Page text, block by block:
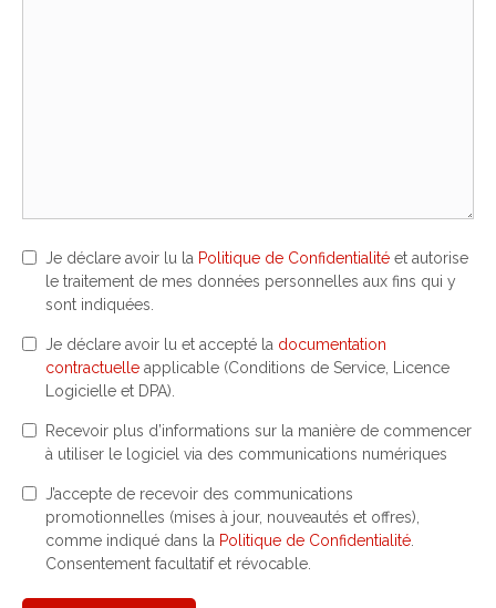
Je déclare avoir lu la Politique de Confidentialité et autorise
le traitement de mes données personnelles aux fins qui y
sont indiquées.
Je déclare avoir lu et accepté la documentation
contractuelle applicable (Conditions de Service, Licence
Logicielle et DPA).
Recevoir plus d’informations sur la manière de commencer
à utiliser le logiciel via des communications numériques
J’accepte de recevoir des communications
promotionnelles (mises à jour, nouveautés et offres),
comme indiqué dans la Politique de Confidentialité
Consentement facultatif et révocable.